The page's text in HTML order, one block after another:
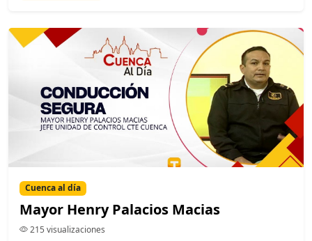
Cuenca al día
Mayor Henry Palacios Macias
215 visualizaciones